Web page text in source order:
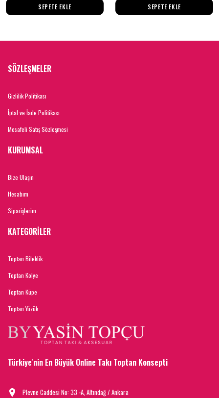
SEPETE EKLE SEPETE EKLE
SÖZLEŞMELER
Gizlilik Politikası
İptal ve İade Politikası
Mesafeli Satış Sözleşmesi
KURUMSAL
Bize Ulaşın
Hesabım
Siparişlerim
KATEGORİLER
Toptan Bileklik
Toptan Kolye
Toptan Küpe
Toptan Yüzük
Türkiye'nin En Büyük Online Takı Toptan Konsepti
Plevne Caddesi No: 33 -A, Altındağ / Ankara